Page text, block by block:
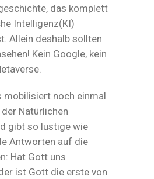
das komplett
Intelligenz(KI)
Allein deshalb sollten
Kein Google, kein
mobilisiert noch einmal
Natürlichen
gibt so lustige wie
Antworten auf die
Hat Gott uns
ist Gott die erste von